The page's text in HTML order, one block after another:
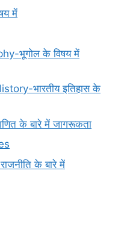
में
भूगोल के विषय में
भारतीय इतिहास के
के बारे में जागरूकता
के बारे में